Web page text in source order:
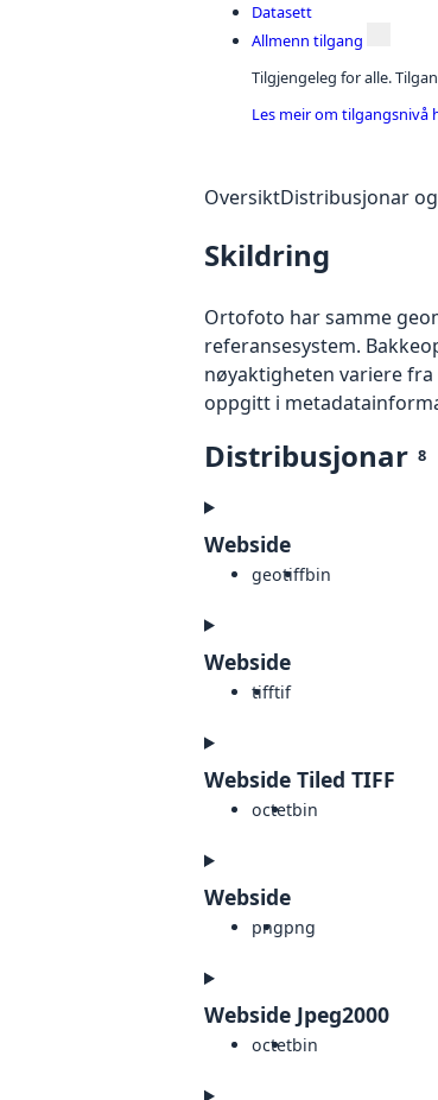
Datasett
Allmenn tilgang
Tilgjengeleg for alle.
Les meir om tilgangsnivå
OversiktDistribusjonar
Skildring
Ortofoto har samme
referansesystem.
nøyaktigheten variere
oppgitt i
Distribusjonar 8
Webside
geotiffbin
Webside
tifftif
Webside Tiled TIFF
octetbin
Webside
pngpng
Webside Jpeg2000
octetbin